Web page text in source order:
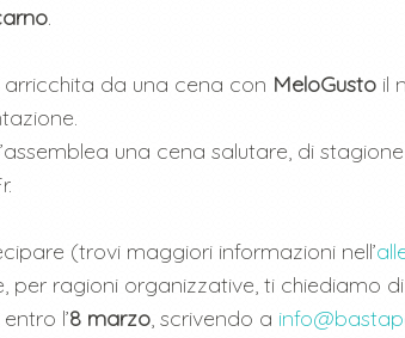
.
arricchita da una cena con MeloGusto il
una cena salutare, di
(trovi maggiori informazioni nell’
per ragioni organizzative, ti chiediamo
l’8 marzo, scrivendo a